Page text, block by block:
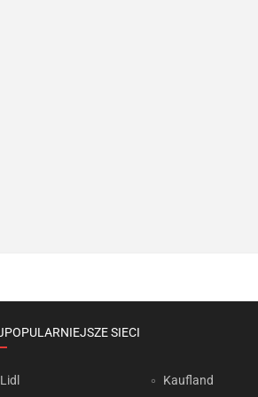
SIECI
Lidl Kaufland